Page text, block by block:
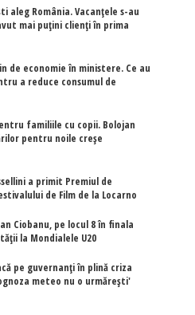
aleg România. Vacanțele s-au
mai puțini clienți în prima
de economie în ministere. Ce au
a reduce consumul de
familiile cu copii. Bolojan
pentru noile creșe
a primit Premiul de
de Film de la Locarno
Ciobanu, pe locul 8 în finala
la Mondialele U20
pe guvernanți în plină criza
meteo nu o urmărești'